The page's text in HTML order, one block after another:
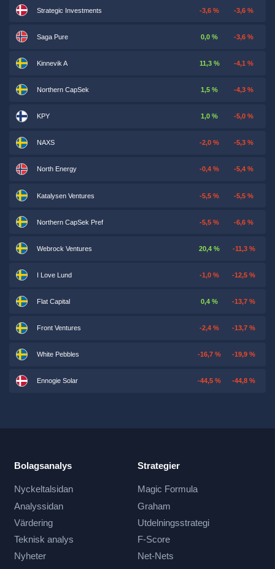
Strategic Investments -3,6 % -3,6 %
Saga Pure 0,0 % -3,6 %
Kinnevik A 11,3 % -4,1 %
Northern CapSek 1,5 % -4,3 %
KPY 1,0 % -5,0 %
NAXS -2,0 % -5,3 %
North Energy -0,4 % -5,4 %
Katalysen Ventures -5,5 % -5,5 %
Northern CapSek Pref -5,5 % -6,6 %
Webrock Ventures 20,4 % -11,3 %
I Love Lund -1,0 % -12,5 %
Flat Capital 0,4 % -13,7 %
Front Ventures -2,4 % -13,7 %
White Pebbles -16,7 % -19,9 %
Ennogie Solar -44,5 % -44,8 %
Bolagsanalys
Nyckeltalsidan
Analyssidan
Värdering
Teknisk analys
Nyheter
Strategier
Magic Formula
Graham
Utdelningsstrategi
F-Score
Net-Nets